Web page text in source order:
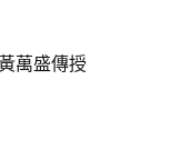
萬盛傳授